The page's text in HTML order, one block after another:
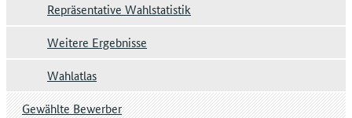
Repräsentative Wahlstatistik
Weitere Ergebnisse
Wahlatlas
Gewählte Bewerber